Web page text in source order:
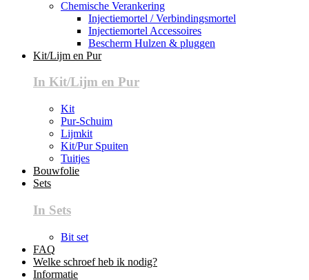
Chemische Verankering
Injectiemortel / Verbindingsmortel
Injectiemortel Accessoires
Bescherm Hulzen & pluggen
Kit/Lijm en Pur
In Kit/Lijm en Pur
Kit
Pur-Schuim
Lijmkit
Kit/Pur Spuiten
Tuitjes
Bouwfolie
Sets
In Sets
Bit set
FAQ
Welke schroef heb ik nodig?
Informatie